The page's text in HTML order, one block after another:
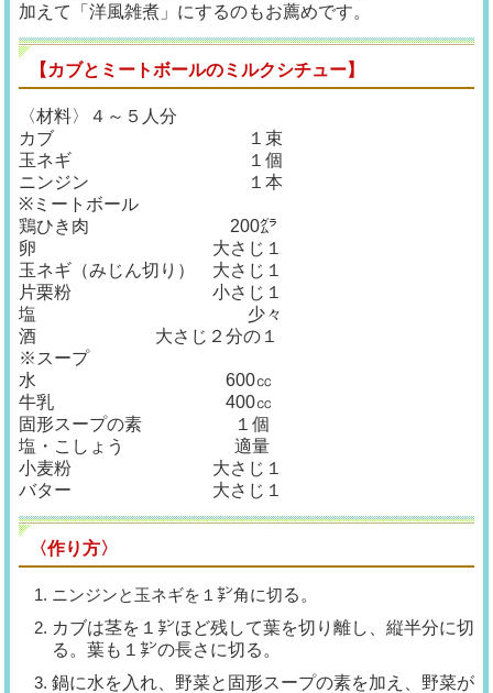
加えて「洋風雑煮」にするのもお薦めです。
【カブとミートボールのミルクシチュー】
〈材料〉４～５人分
カブ １束
玉ネギ １個
ニンジン １本
※ミートボール
鶏ひき肉 200㌘
卵 大さじ１
玉ネギ（みじん切り） 大さじ１
片栗粉 小さじ１
塩 少々
酒 大さじ２分の１
※スープ
水 600㏄
牛乳 400㏄
固形スープの素 １個
塩・こしょう 適量
小麦粉 大さじ１
バター 大さじ１
〈作り方〉
ニンジンと玉ネギを１㌢角に切る。
カブは茎を１㌢ほど残して葉を切り離し、縦半分に切
る。葉も１ ㌢の長さに切る。
鍋に水を入れ、野菜と固形スープの素を加え、野菜が